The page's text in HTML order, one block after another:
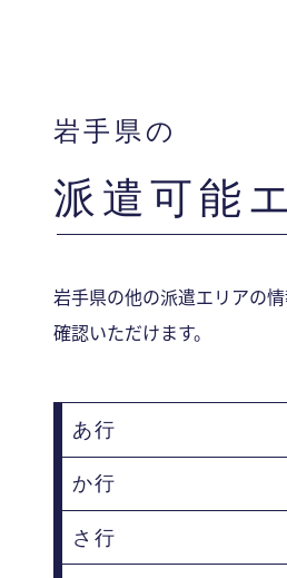
■ 花巻東高等学校
岩手県の
派遣可能
岩手県の他の派遣エリアの
確認いただけます。
あ行
一関市
大船渡市
か行
北上市
さ行